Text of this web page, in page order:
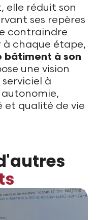
elle réduit son
ses repères
contraindre
à chaque étape,
bâtiment à son
une vision
à
qualité de vie